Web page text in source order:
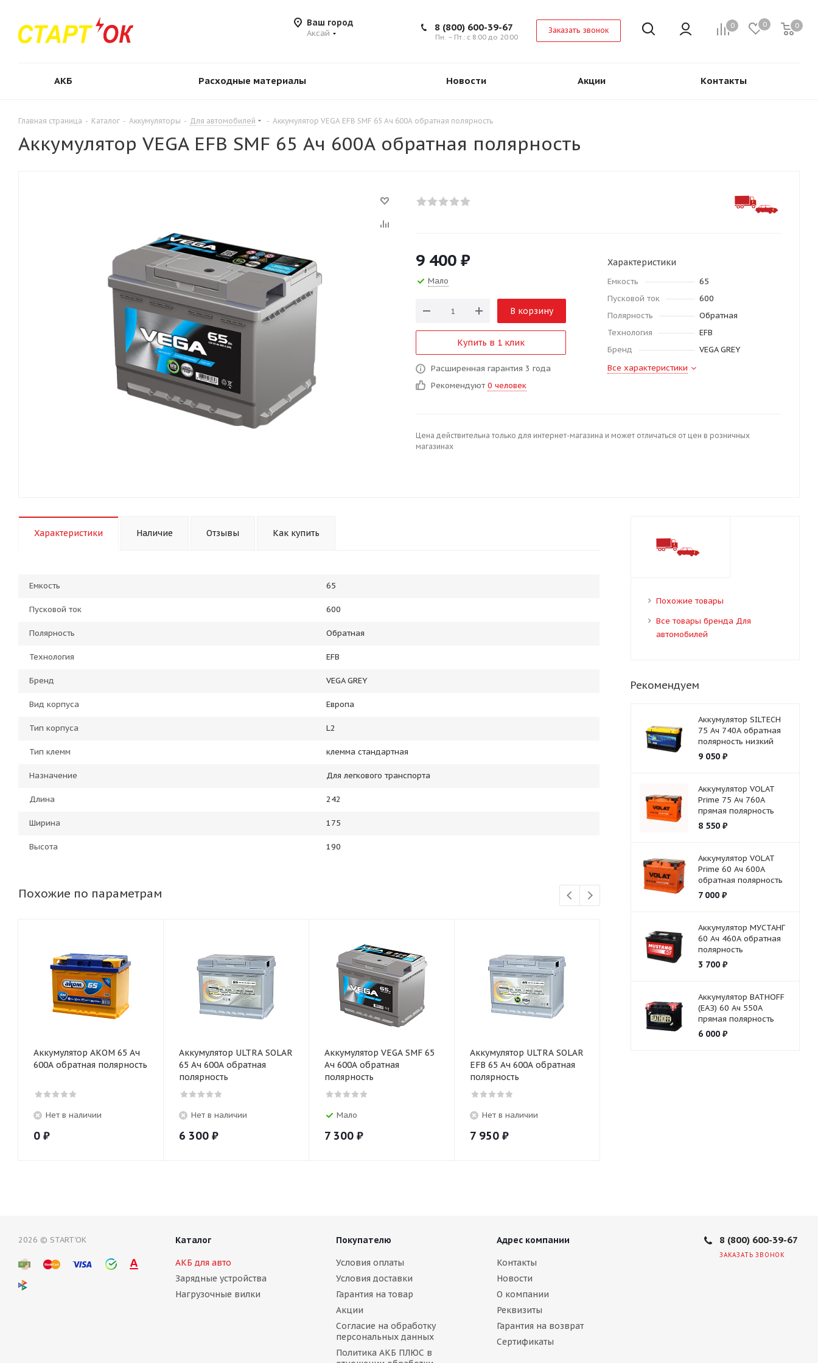
Ваш город
Аксай
0 0 0
8 (800) 600-39-67
Пн. – Пт.: с 8:00 до 20:00
Заказать звонок
АКБ Расходные материалы Новости Акции Контакты
Главная страница - Каталог - Аккумуляторы - Для автомобилей - Аккумулятор VEGA EFB SMF 65 Ач 600А обратная полярность
Аккумулятор VEGA EFB SMF 65 Ач 600А обратная полярность
9 400 ₽
Мало
В корзину
Купить в 1 клик
Расширенная гарантия 3 года
Рекомендуют 0 человек
Характеристики
Емкость
65
Пусковой ток
600
Полярность
Обратная
Технология
EFB
Бренд
VEGA GREY
Все характеристики
Цена действительна только для интернет-магазина и может отличаться от цен в розничных
магазинах
Характеристики Наличие Отзывы Как купить
Емкость 65
Пусковой ток 600
Полярность Обратная
Технология EFB
Бренд VEGA GREY
Вид корпуса Европа
Тип корпуса L2
Тип клемм клемма стандартная
Назначение Для легкового транспорта
Длина 242
Ширина 175
Высота 190
Похожие по параметрам
Аккумулятор AКОМ 65 Ач
600А обратная полярность
Нет в наличии
0 ₽
Аккумулятор ULTRA SOLAR
65 Ач 600А обратная
полярность
Нет в наличии
6 300₽
Аккумулятор VEGA SMF 65
Ач 600А обратная
полярность
Мало
7 300₽
Аккумулятор ULTRA SOLAR
EFB 65 Ач 600А обратная
полярность
Нет в наличии
7 950₽
Похожие товары
Все товары бренда Для
автомобилей
Рекомендуем
Аккумулятор SILTECH
75 Ач 740А обратная
полярность низкий
9 050₽
Аккумулятор VOLAT
Prime 75 Ач 760А
прямая полярность
8 550₽
Аккумулятор VOLAT
Prime 60 Ач 600А
обратная полярность
7 000₽
Аккумулятор МУСТАНГ
60 Ач 460А обратная
полярность
3 700₽
Аккумулятор BATHOFF
(ЕАЗ) 60 Ач 550А
прямая полярность
6 000₽
2026 © START'OK Каталог
АКБ для авто
Зарядные устройства
Нагрузочные вилки
Покупателю
Условия оплаты
Условия доставки
Гарантия на товар
Акции
Согласие на обработку
персональных данных
Политика АКБ ПЛЮС в
Адрес компании
Контакты
Новости
О компании
Реквизиты
Гарантия на возврат
Сертификаты
8 (800) 600-39-67
ЗАКАЗАТЬ ЗВОНОК